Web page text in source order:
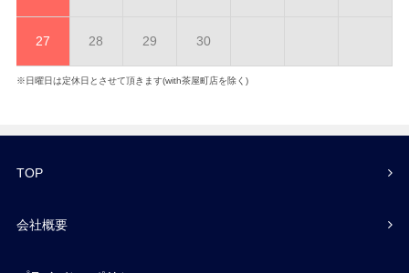
27 28 29 30
※日曜日は定休日とさせて頂きます(with茶屋町店を除く)
TOP
会社概要